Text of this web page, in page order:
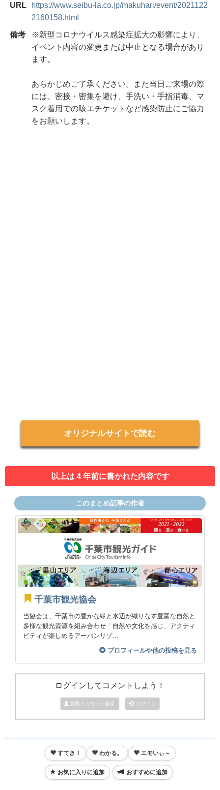
URL
https://www.seibu-la.co.jp/makuhari/event/2021122
2160158.html
備考
※新型コロナウイルス感染症拡大の影響により、
イベント内容の変更または中止となる場合があり
ます。
あらかじめご了承ください。また当日ご来場の際
には、密接・密集を避け、手洗い・手指消毒、マ
スク着用での咳エチケットなど感染防止にご協力
をお願いします。
オリジナルサイトで読む
以上は 4 年前に書かれた内容です
このまとめ記事の作者
千葉市観光協会
当協会は、千葉市の豊かな緑と水辺が織りなす豊富な自然と
多様な観光資源を組み合わせ「自然や文化を感じ、アクティ
ビティが楽しめるアーバンリゾ...
プロフィールや他の投稿を見る
ログインしてコメントしよう！
新規アカウント登録 ログイン
すてき！ わかる。 エモいぃ～
お気に入りに追加 おすすめに追加